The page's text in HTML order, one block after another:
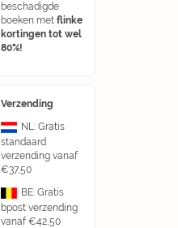
beschadigde
boeken met flinke
kortingen tot wel
80%!
Verzending
NL: Gratis
standaard
verzending vanaf
€37,50
BE: Gratis
bpost verzending
vanaf €42,50